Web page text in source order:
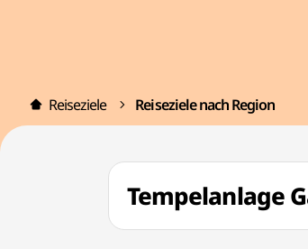
Reiseziele Reiseziele nach Region
Tempelanlage